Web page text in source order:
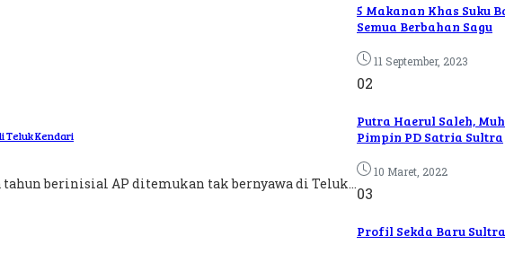
Teluk Kendari
tahun berinisial AP ditemukan tak bernyawa di Teluk...
5 Makanan Khas Suku
Semua Berbahan Sagu
11 September, 2023
02
Putra Haerul Saleh,
Pimpin PD Satria Sultra
10 Maret, 2022
03
Profil Sekda Baru